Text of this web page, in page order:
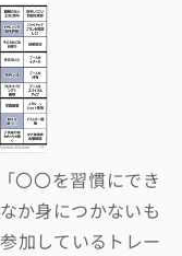
〇〇を習慣にでき
か身につかないも
加しているトレー